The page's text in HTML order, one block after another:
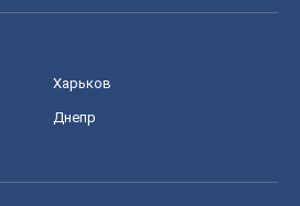
Харьков
Днепр